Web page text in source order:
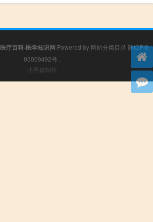
医疗百科-医学知识网 Powered by 网站分类目录 陕ICP备
05009492号
小男孩制作